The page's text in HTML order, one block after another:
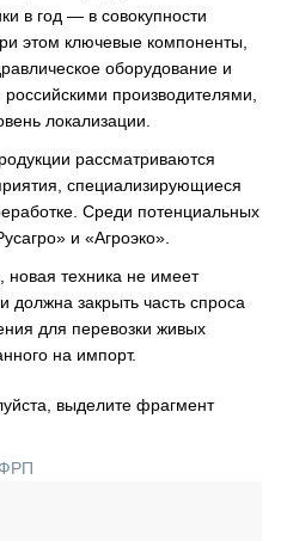
в год — в совокупности
этом ключевые компоненты,
оборудование и
производителями,
локализации.
рассматриваются
специализирующиеся
Среди потенциальных
и «Агроэко».
новая техника не имеет
должна закрыть часть спроса
для перевозки живых
на импорт.
выделите фрагмент
ФРП